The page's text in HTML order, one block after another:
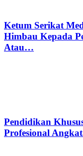
Ketum Serikat
Himbau Kepada
Atau…
Pendidikan
Profesional